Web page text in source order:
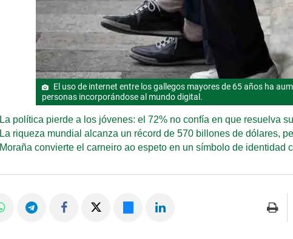
El uso de internet entre los gallegos mayores de 65 años ha
personas incorporándose al mundo digital.
La política pierde a los jóvenes: el 72% no confía en que resuelva
La riqueza mundial alcanza un récord de 570 billones de dólares,
Moraña convierte el carneiro ao espeto en un símbolo de